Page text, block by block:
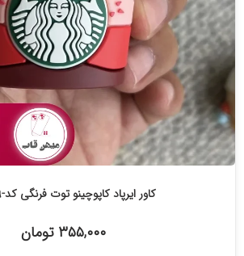
کاور ایرپاد کاپوچینو توت فرنگی کد-۱۳۱۶۲۹
۳۵۵,۰۰۰ تومان